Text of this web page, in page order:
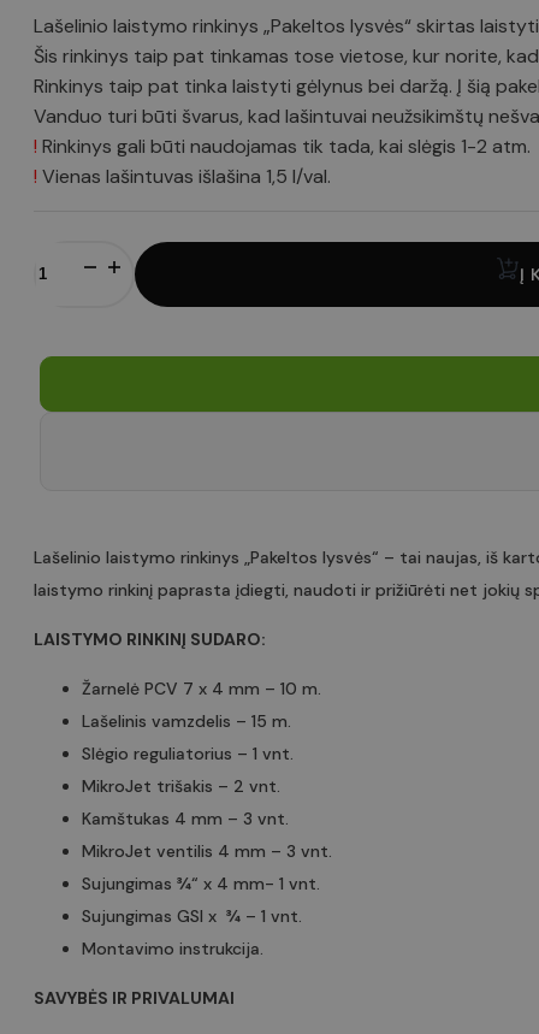
Lašelinio laistymo rinkinys „Pakeltos lysvės“ skirtas
Šis rinkinys taip pat tinkamas tose vietose, kur norite,
Rinkinys taip pat tinka laistyti gėlynus bei daržą. Į šią
Vanduo turi būti švarus, kad lašintuvai neužsikimštų
! Rinkinys gali būti naudojamas tik tada, kai slėgis 1-2 atm.
! Vienas lašintuvas išlašina 1,5 l/val.
kiekis:
lysvės“
Į
Lašelinio laistymo rinkinys „Pakeltos lysvės“ – tai naujas, iš
laistymo rinkinį paprasta įdiegti, naudoti ir prižiūrėti net jokių
LAISTYMO RINKINĮ SUDARO:
Žarnelė PCV 7 x 4 mm – 10 m.
Lašelinis vamzdelis – 15 m.
Slėgio reguliatorius – 1 vnt.
MikroJet trišakis – 2 vnt.
Kamštukas 4 mm – 3 vnt.
MikroJet ventilis 4 mm – 3 vnt.
Sujungimas ¾“ x 4 mm- 1 vnt.
Sujungimas GSI x ¾ – 1 vnt.
Montavimo instrukcija.
SAVYBĖS IR PRIVALUMAI